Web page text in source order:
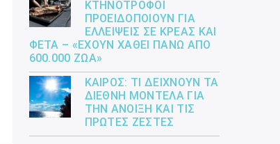
ΚΤΗΝΟΤΡΌΦΟΙ
ΠΡΟΕΙΔΟΠΟΙΟΎΝ ΓΙΑ
ΕΛΛΕΊΨΕΙΣ ΣΕ ΚΡΈΑΣ ΚΑΙ
ΦΈΤΑ – «ΈΧΟΥΝ ΧΑΘΕΊ ΠΆΝΩ ΑΠΌ
600.000 ΖΏΑ»
ΚΑΙΡΌΣ: ΤΙ ΔΕΊΧΝΟΥΝ ΤΑ
ΔΙΕΘΝΉ ΜΟΝΤΈΛΑ ΓΙΑ
ΤΗΝ ΆΝΟΙΞΗ ΚΑΙ ΤΙΣ
ΠΡΏΤΕΣ ΖΈΣΤΕΣ